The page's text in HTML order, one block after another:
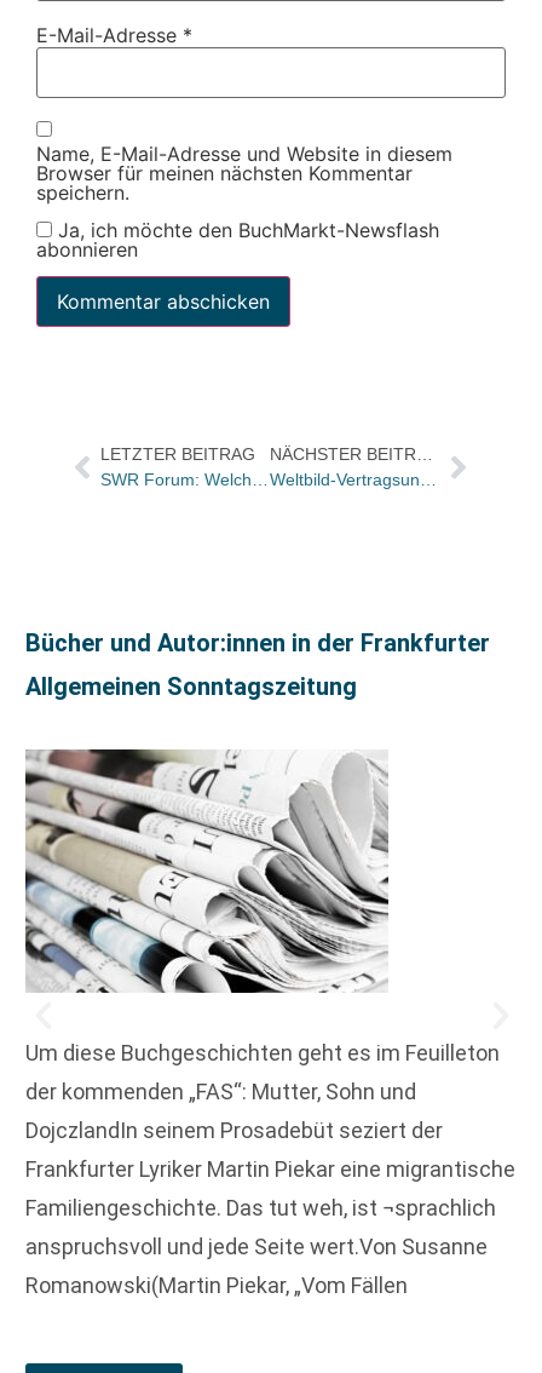
E-Mail-Adresse *
Name, E-Mail-Adresse und Website in diesem
Browser für meinen nächsten Kommentar
speichern.
Ja, ich möchte den BuchMarkt-Newsflash
abonnieren
LETZTER BEITRAG
Bücher und Autor:innen in der Frankfurter
Allgemeinen Sonntagszeitung
Um diese Buchgeschichten geht es im Feuilleton
der kommenden „FAS“: Mutter, Sohn und
DojczlandIn seinem Prosadebüt seziert der
Frankfurter Lyriker Martin Piekar eine migrantische
Familiengeschichte. Das tut weh, ist ¬sprachlich
anspruchsvoll und jede Seite wert.Von Susanne
Romanowski(Martin Piekar, „Vom Fällen